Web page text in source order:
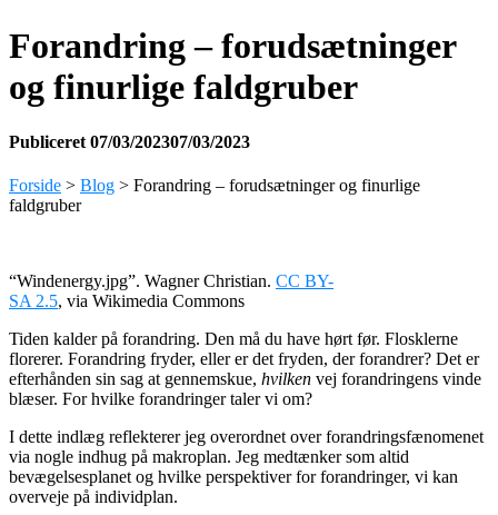
Forandring – forudsætninger
og finurlige faldgruber
Publiceret 07/03/202307/03/2023
Forside > Blog > Forandring – forudsætninger og finurlige
faldgruber
“Windenergy.jpg”. Wagner Christian. CC BY-
SA 2.5, via Wikimedia Commons
Tiden kalder på forandring. Den må du have hørt før. Flosklerne
florerer. Forandring fryder, eller er det fryden, der forandrer? Det er
efterhånden sin sag at gennemskue, hvilken vej forandringens vinde
blæser. For hvilke forandringer taler vi om?
I dette indlæg reflekterer jeg overordnet over forandringsfænomenet
via nogle indhug på makroplan. Jeg medtænker som altid
bevægelsesplanet og hvilke perspektiver for forandringer, vi kan
overveje på individplan.